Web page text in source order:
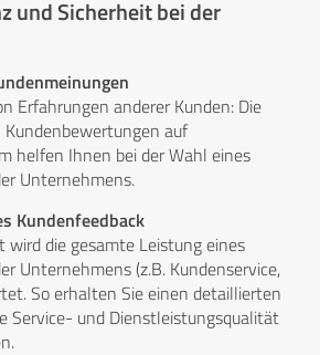
und Sicherheit bei der
Erfahrungen anderer Kunden: Die
auf
helfen Ihnen bei der Wahl eines
Unternehmens.
Kundenfeedback
wird die gesamte Leistung eines
Unternehmens (z.B. Kundenservice,
So erhalten Sie einen detaillierten
Service- und Dienstleistungsqualität